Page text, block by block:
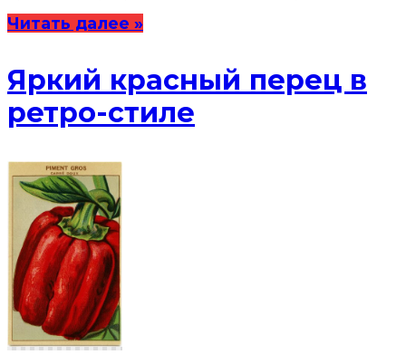
Читать далее »
Яркий красный перец в
ретро-стиле